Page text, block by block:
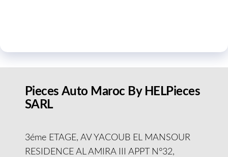
Pieces Auto Maroc By HELPieces
SARL
3éme ETAGE, AV YACOUB EL MANSOUR
RESIDENCE AL AMIRA III APPT N°32,